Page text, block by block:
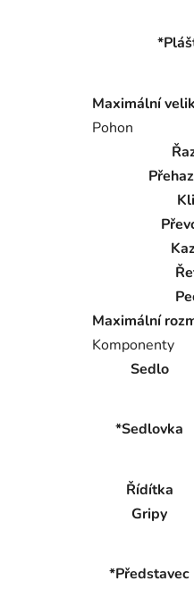
Maximální
Pohon
Maximální
Komponenty
Sedlo
*Sedlovka
Řídítka
Gripy
*Představec